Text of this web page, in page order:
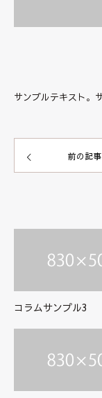
サンプルテキスト。
前の記事
コラムサンプル3